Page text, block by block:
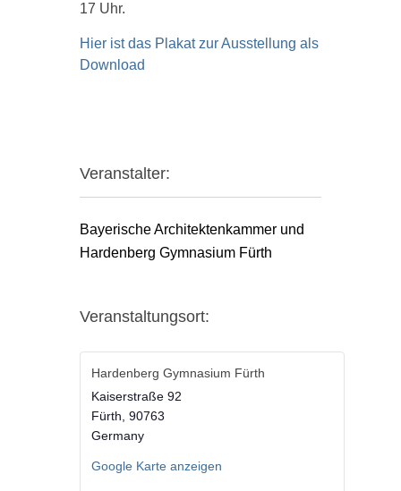
17 Uhr.
Hier ist das Plakat zur Ausstellung als
Download
Veranstalter:
Bayerische Architektenkammer und
Hardenberg Gymnasium Fürth
Veranstaltungsort:
Hardenberg Gymnasium Fürth
Kaiserstraße 92
Fürth, 90763
Germany
Google Karte anzeigen